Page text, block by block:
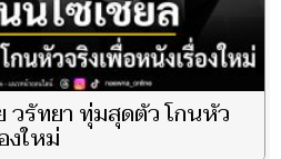
วรัทยา ทุ่มสุดตัว โกนหัว
งใหม่